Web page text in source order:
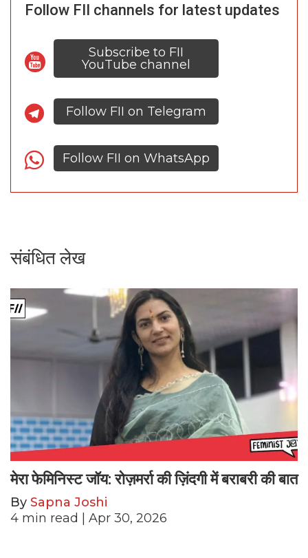
Follow FII channels for latest updates
Subscribe to FII
YouTube channel
Follow FII on Telegram
Follow FII on WhatsApp
संबंधित लेख
मेरा फेमिनिस्ट जॉय: रोज़मर्रा की ज़िंदगी में बराबरी की बात
By Sapna Joshi
4 min read | Apr 30, 2026